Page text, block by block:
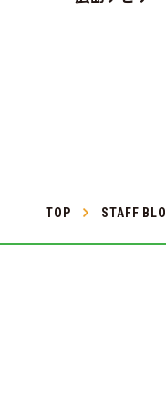
TOP STAFF